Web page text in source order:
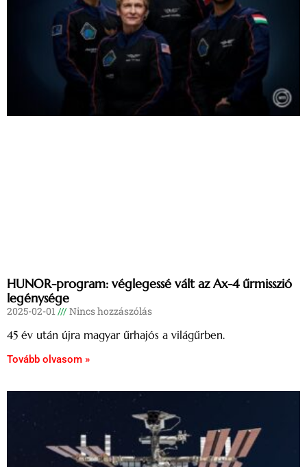
HUNOR-program: véglegessé vált az Ax-4 űrmisszió
legénysége
2025-02-01 Nincs hozzászólás
45 év után újra magyar űrhajós a világűrben.
Tovább olvasom »